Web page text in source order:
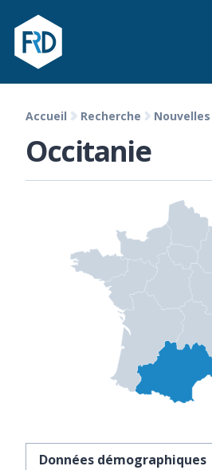
Accueil Recherche
Occitanie
Données démographiques